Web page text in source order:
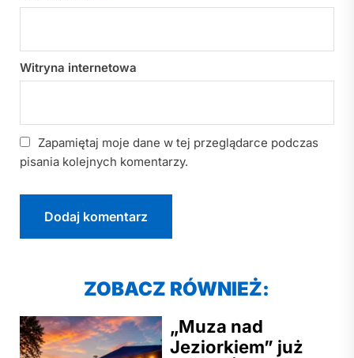
Witryna internetowa
Zapamiętaj moje dane w tej przeglądarce podczas
pisania kolejnych komentarzy.
ZOBACZ RÓWNIEŻ:
„Muza nad
Jeziorkiem” już